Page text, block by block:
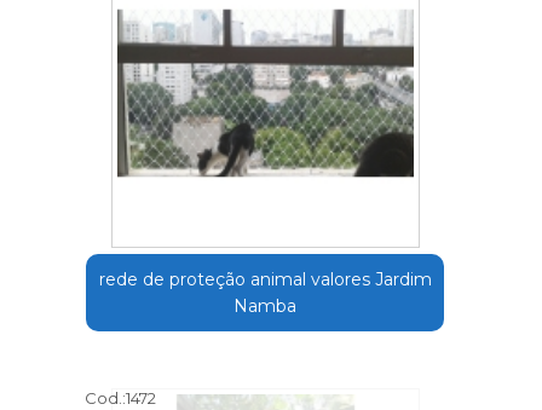
rede de proteção animal valores Jardim
Namba
Cod.:1472